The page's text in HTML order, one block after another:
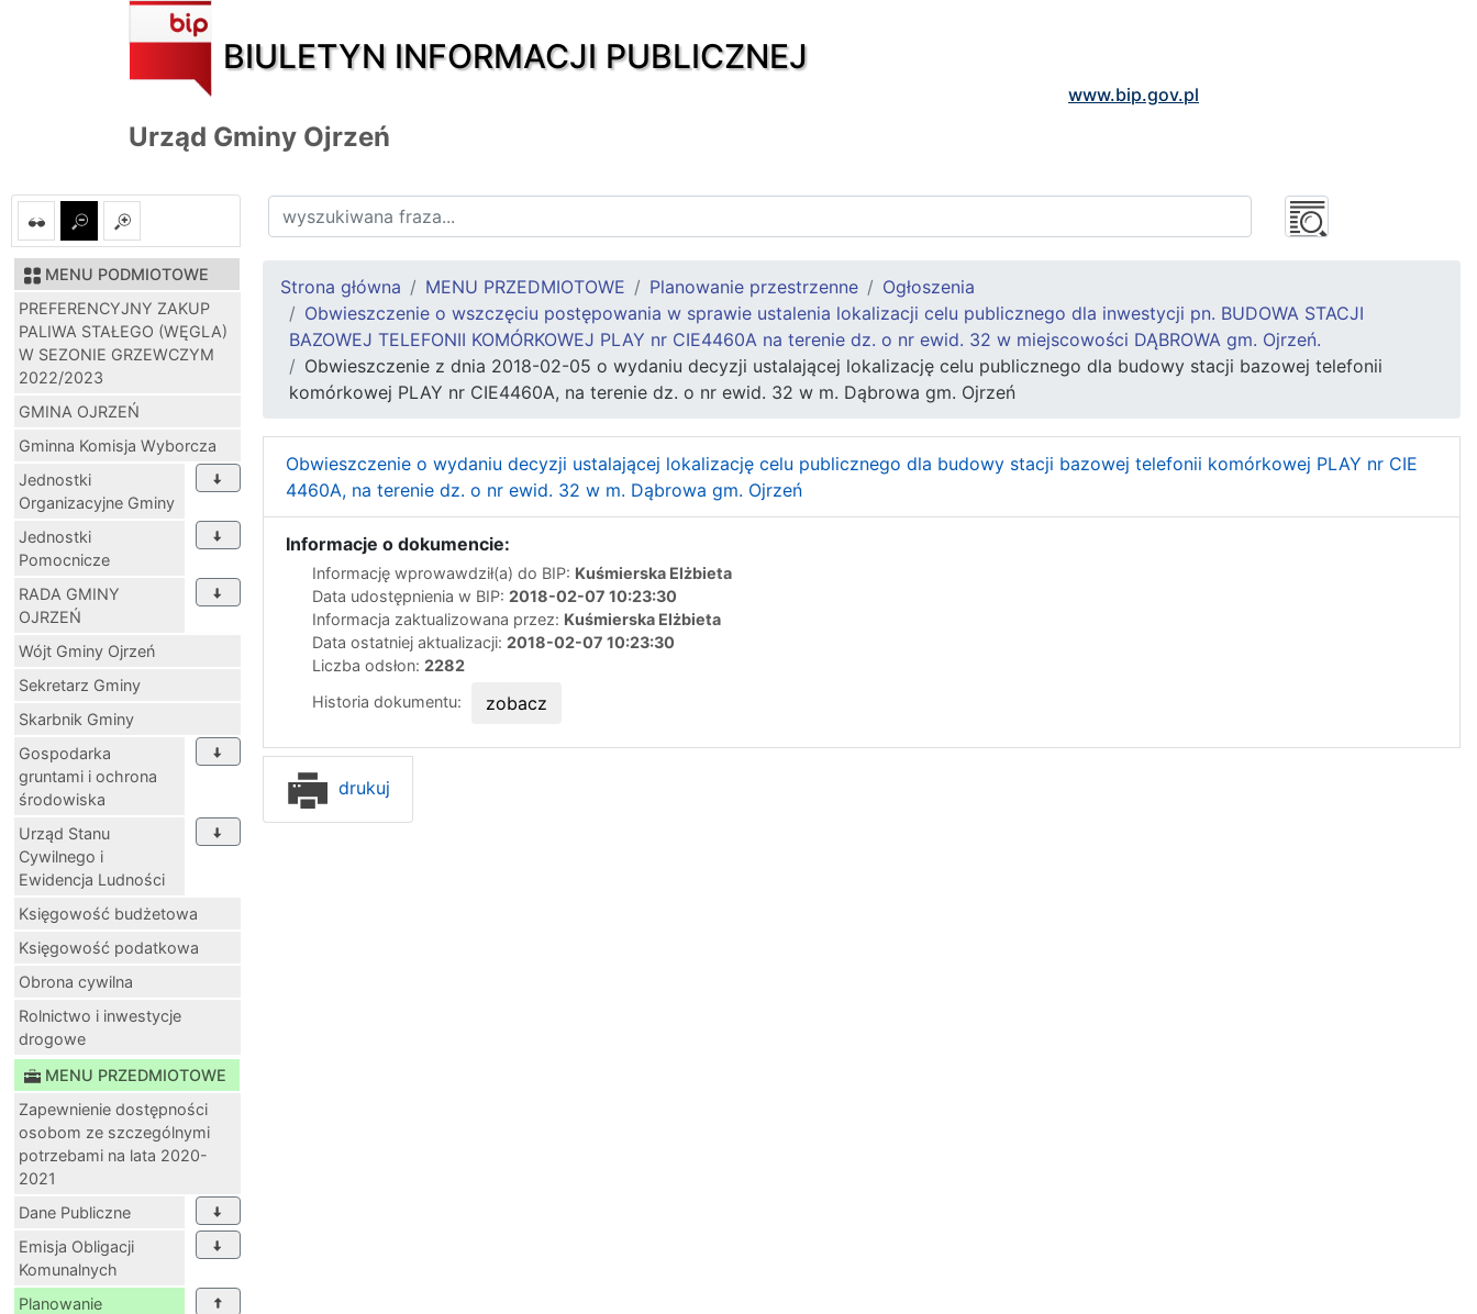
BIULETYN INFORMACJI PUBLICZNEJ
www.bip.gov.pl
Urząd Gminy Ojrzeń
MENU PODMIOTOWE
PREFERENCYJNY ZAKUP
PALIWA STAŁEGO (WĘGLA)
W SEZONIE GRZEWCZYM
2022/2023
GMINA OJRZEŃ
Gminna Komisja Wyborcza
Jednostki
Organizacyjne Gminy
Jednostki
Pomocnicze
RADA GMINY
OJRZEŃ
Wójt Gminy Ojrzeń
Sekretarz Gminy
Skarbnik Gminy
Gospodarka
gruntami i ochrona
środowiska
Urząd Stanu
Cywilnego i
Ewidencja Ludności
Księgowość budżetowa
Księgowość podatkowa
Obrona cywilna
Rolnictwo i inwestycje
drogowe
MENU PRZEDMIOTOWE
Zapewnienie dostępności
osobom ze szczególnymi
potrzebami na lata 2020-
2021
Dane Publiczne
Emisja Obligacji
Komunalnych
Planowanie
Strona główna MENU PRZEDMIOTOWE Planowanie przestrzenne
Ogłoszenia
Obwieszczenie o wszczęciu postępowania w sprawie ustalenia lokalizacji celu publicznego dla inwestycji pn. BUDOWA STACJI
BAZOWEJ TELEFONII KOMÓRKOWEJ PLAY nr CIE4460A na terenie dz. o nr ewid. 32 w miejscowości DĄBROWA gm. Ojrzeń.
Obwieszczenie z dnia 2018-02-05 o wydaniu decyzji ustalającej lokalizację celu publicznego dla budowy stacji bazowej telefonii
komórkowej PLAY nr CIE4460A, na terenie dz. o nr ewid. 32 w m. Dąbrowa gm. Ojrzeń
Obwieszczenie o wydaniu decyzji ustalającej lokalizację celu publicznego dla budowy stacji bazowej telefonii komórkowej PLAY nr CIE
4460A, na terenie dz. o nr ewid. 32 w m. Dąbrowa gm. Ojrzeń
Informacje o dokumencie:
Informację wprowawdził(a) do BIP: Kuśmierska Elżbieta
Data udostępnienia w BIP: 2018-02-07 10:23:30
Informacja zaktualizowana przez: Kuśmierska Elżbieta
Data ostatniej aktualizacji: 2018-02-07 10:23:30
Liczba odsłon: 2282
Historia dokumentu:
zobacz
drukuj